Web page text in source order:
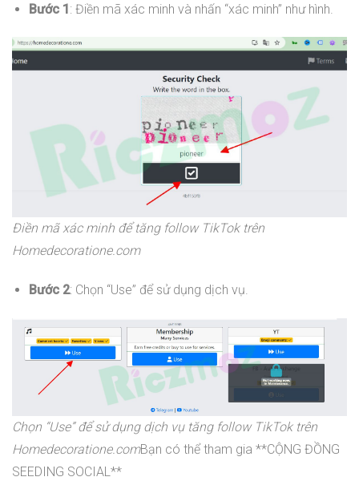
Bước 1: Điền mã xác minh và nhấn “xác minh” như hình.
Điền mã xác minh để tăng follow TikTok trên
Homedecoratione.com
Bước 2: Chọn “Use” để sử dụng dịch vụ.
Chọn “Use” để sử dụng dịch vụ tăng follow TikTok trên
Homedecoratione.comBạn có thể tham gia **CỘNG ĐỒNG
SEEDING SOCIAL**